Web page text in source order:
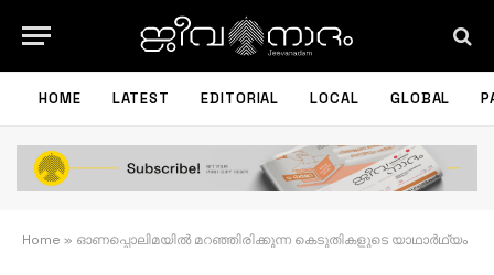
HOME LATEST EDITORIAL LOCAL GLOBAL
Home » ഓണപ്പൊലിമയില്‍ മറഞ്ഞിരിക്കുന്ന കെടുതികളുടെ യാഥാര്‍ഥ്യം